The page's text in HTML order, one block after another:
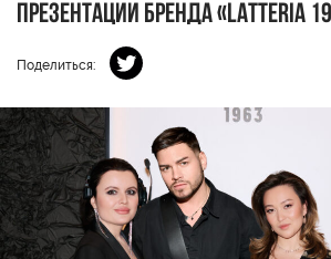
презентации бренда «Latteria
Поделиться: